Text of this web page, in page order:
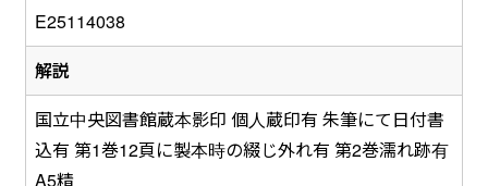
E25114038
解説
国立中央図書館蔵本影印 個人蔵印有 朱筆にて日付書
込有 第1巻12頁に製本時の綴じ外れ有 第2巻濡れ跡有
A5精